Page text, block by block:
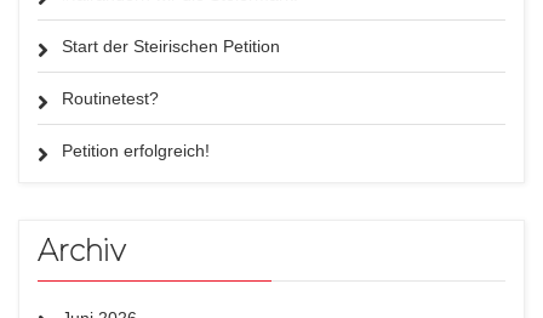
Start der Steirischen Petition
Routinetest?
Petition erfolgreich!
Archiv